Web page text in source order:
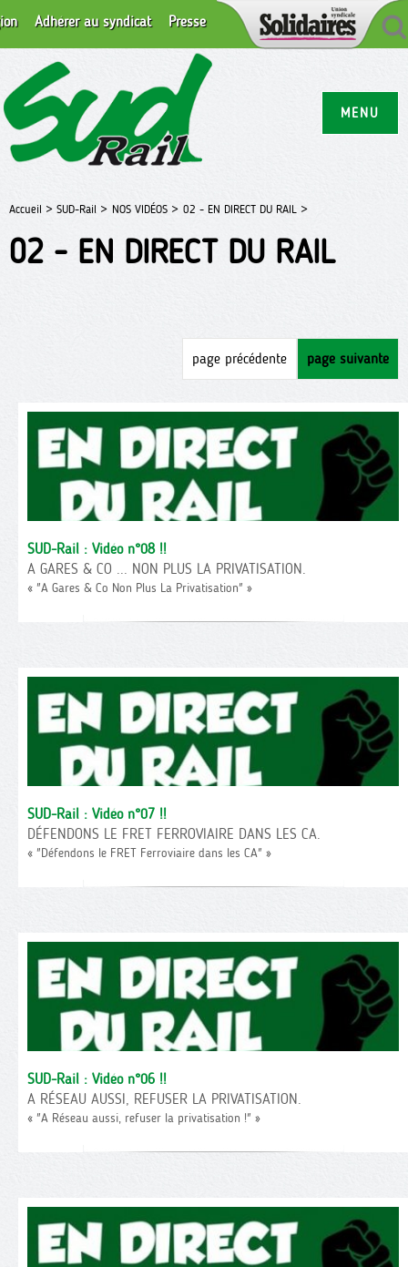
MENU
Adhérer au syndicat Presse
Accueil > SUD-Rail > NOS VIDÉOS > 02 - EN DIRECT DU RAIL >
02 - EN DIRECT DU RAIL
page précédente page suivante
SUD-Rail : Vidéo n°08 !!
A GARES & CO ... NON PLUS LA PRIVATISATION.
« "A Gares & Co Non Plus La Privatisation" »
SUD-Rail : Vidéo n°07 !!
DÉFENDONS LE FRET FERROVIAIRE DANS LES CA.
« "Défendons le FRET Ferroviaire dans les CA" »
SUD-Rail : Vidéo n°06 !!
A RÉSEAU AUSSI, REFUSER LA PRIVATISATION.
« "A Réseau aussi, refuser la privatisation !" »